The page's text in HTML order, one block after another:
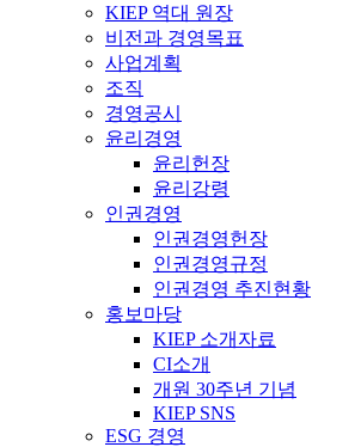
KIEP 역대 원장
비전과 경영목표
사업계획
조직
경영공시
윤리경영
윤리헌장
윤리강령
인권경영
인권경영헌장
인권경영규정
인권경영 추진현황
홍보마당
KIEP 소개자료
CI소개
개원 30주년 기념
KIEP SNS
ESG 경영